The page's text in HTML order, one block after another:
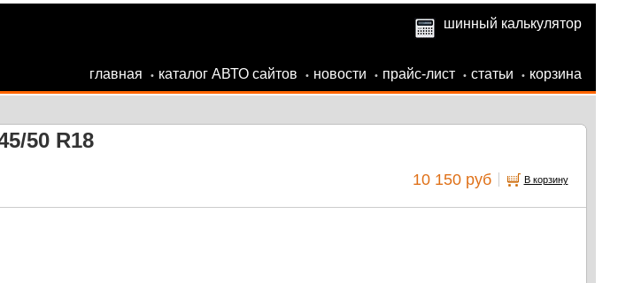
шинный калькулятор
главная • каталог АВТО сайтов • новости • прайс-лист • статьи • корзина
50 R18
10 150 руб В корзину